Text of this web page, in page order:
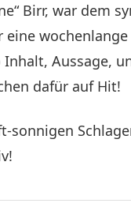
Birr, war dem
Aussage,
dafür auf Hit!